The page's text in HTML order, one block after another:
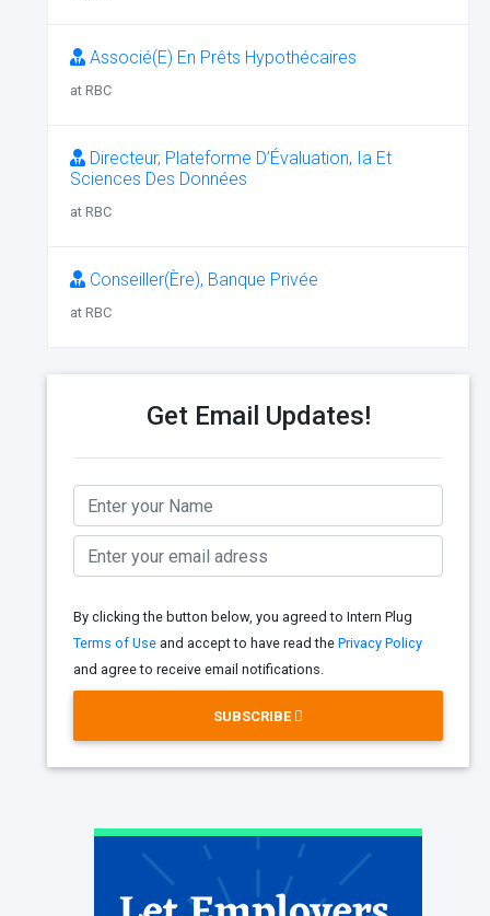
Associé(E) En Prêts Hypothécaires
at RBC
Directeur, Plateforme D’Évaluation, Ia Et
Sciences Des Données
at RBC
Conseiller(Ère), Banque Privée
at RBC
Get Email Updates!
By clicking the button below, you agreed to Intern Plug
Terms of Use and accept to have read the Privacy Policy
and agree to receive email notifications.
SUBSCRIBE